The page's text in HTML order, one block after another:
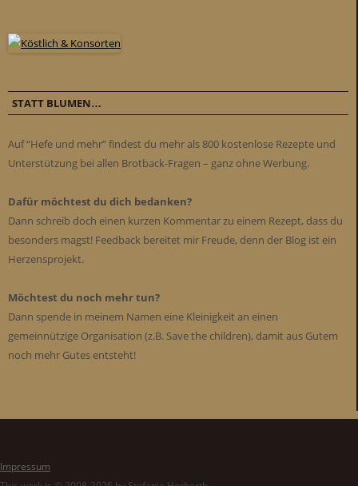
STATT BLUMEN…
Auf “Hefe und mehr” findest du mehr als 800 kostenlose Rezepte und
Unterstützung bei allen Brotback-Fragen – ganz ohne Werbung.
Dafür möchtest du dich bedanken?
Dann schreib doch einen kurzen Kommentar zu einem Rezept, dass du
besonders magst! Feedback bereitet mir Freude, denn der Blog ist ein
Herzensprojekt.
Möchtest du noch mehr tun?
Dann spende in meinem Namen eine Kleinigkeit an einen
gemeinnützige Organisation (z.B. Save the children), damit aus Gutem
noch mehr Gutes entsteht!
Impressum